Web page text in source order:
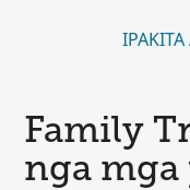
Family
nga